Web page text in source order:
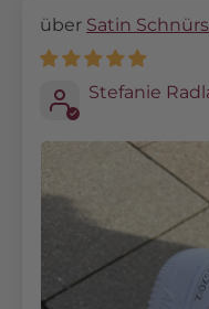
Satin
Stefanie